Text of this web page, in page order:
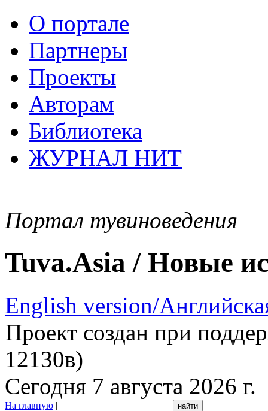
О портале
Партнеры
Проекты
Авторам
Библиотека
ЖУРНАЛ НИТ
Портал тувиноведения
Tuva.Asia / Новые
English version/
Проект создан при
12130в)
Сегодня 7 августа 2026 г.
На главную |